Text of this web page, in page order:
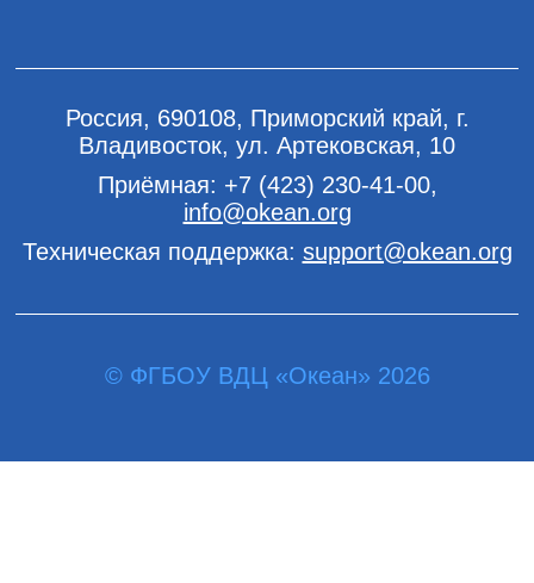
Россия, 690108, Приморский край, г.
Владивосток, ул. Артековская, 10
Приёмная: +7 (423) 230-41-00,
info@okean.org
Техническая поддержка: support@okean.org
© ФГБОУ ВДЦ «Океан» 2026